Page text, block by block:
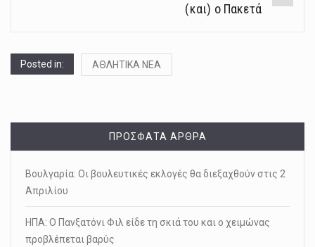
(και) ο Πακετά
Posted in: ΑΘΛΗΤΙΚΑ ΝΕΑ
ΠΡΌΣΦΑΤΑ ΆΡΘΡΑ
Βουλγαρία: Οι βουλευτικές εκλογές θα διεξαχθούν στις 2
Απριλίου
ΗΠΑ: Ο Πανξατόνι Φιλ είδε τη σκιά του και ο χειμώνας
προβλέπεται βαρύς